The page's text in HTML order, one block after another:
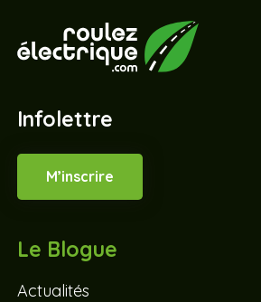
Infolettre
M’inscrire
Le Blogue
Actualités